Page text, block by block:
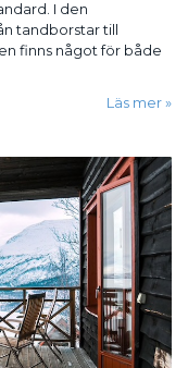
I den
tandborstar till
finns något för både
Läs mer